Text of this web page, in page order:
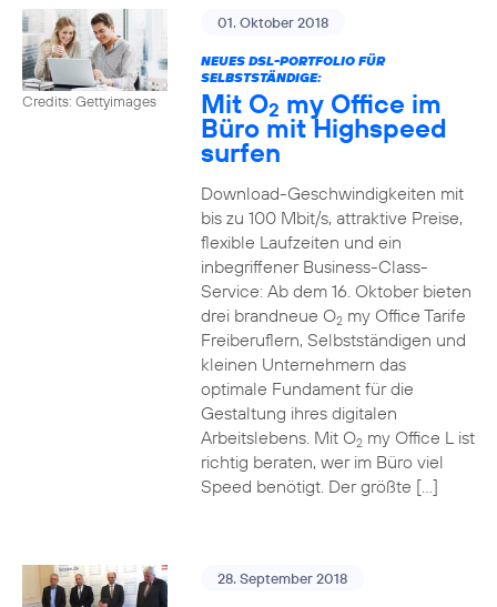
Credits: Gettyimages
01. Oktober 2018
NEUES DSL-PORTFOLIO FÜR
SELBSTSTÄNDIGE:
Mit O2 my Office im
Büro mit Highspeed
surfen
Download-Geschwindigkeiten mit
bis zu 100 Mbit/s, attraktive Preise,
flexible Laufzeiten und ein
inbegriffener Business-Class-
Service: Ab dem 16. Oktober bieten
drei brandneue O2my Office Tarife
Freiberuflern, Selbstständigen und
kleinen Unternehmern das
optimale Fundament für die
Gestaltung ihres digitalen
Arbeitslebens. Mit O2my Office L ist
richtig beraten, wer im Büro viel
Speed benötigt. Der größte […]
28. September 2018